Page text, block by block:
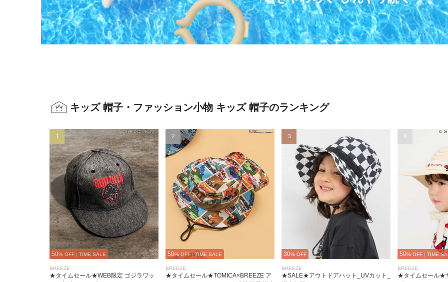
キッズ 帽子・ファッション小物 キッズ 帽子のランキング
1
50% OFF | TIME SALE
BREEZE
★タイムセール★WEB限定 ゴジラワッ
2
50% OFF | TIME SALE
BREEZE
★タイムセール★TOMICA×BREEZE ア
3
30% OFF
BREEZE
★SALE★アウトドアハット_UVカット_
4
50% OFF | TIME
BREEZE
★タイムセール★